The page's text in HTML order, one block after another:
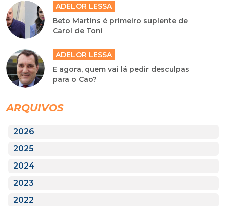
ADELOR LESSA
Beto Martins é primeiro suplente de
Carol de Toni
ADELOR LESSA
E agora, quem vai lá pedir desculpas
para o Cao?
ARQUIVOS
2026
2025
2024
2023
2022